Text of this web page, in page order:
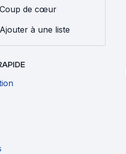
Coup de cœur
Ajouter à une liste